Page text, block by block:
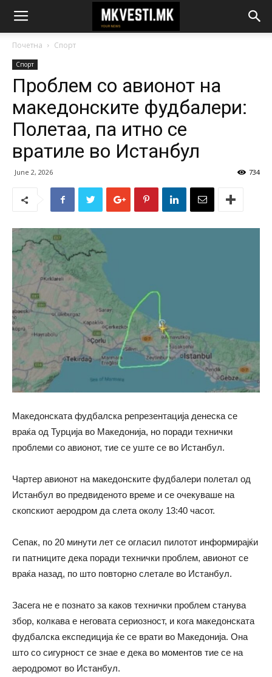
Почетна Спорт
Спорт
Проблем со авионот на
македонските фудбалери:
Полетаа, па итно се
вратиле во Истанбул
June 2, 2026 734
Македонската фудбалска репрезентација денеска се
враќа од Турција во Македонија, но поради технички
проблеми со авионот, тие се уште се во Истанбул.
Чартер авионот на македонските фудбалери полетал од
Истанбул во предвиденото време и се очекуваше на
скопскиот аеродром да слета околу 13:40 часот.
Сепак, по 20 минути лет се огласил пилотот информирајќи
ги патниците дека поради технички проблем, авионот се
враќа назад, по што повторно слетале во Истанбул.
Засега не е познато за каков технички проблем станува
збор, колкава е неговата сериозност, и кога македонската
фудбалска експедиција ќе се врати во Македонија. Она
што со сигурност се знае е дека во моментов тие се на
аеродромот во Истанбул.